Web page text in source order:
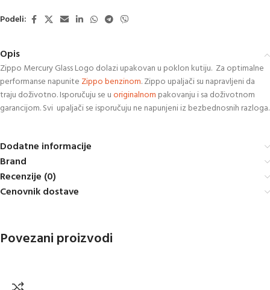
Podeli:
Opis
Zippo Mercury Glass Logo dolazi upakovan u poklon kutiju. Za optimalne
performanse napunite Zippo benzinom. Zippo upaljači su napravljeni da
traju doživotno. Isporučuju se uoriginalnom pakovanju i sa doživotnom
garancijom. Svi upaljači se isporučuju ne napunjeni iz bezbednosnih razloga.
Dodatne informacije
Brand
Recenzije (0)
Cenovnik dostave
Povezani proizvodi